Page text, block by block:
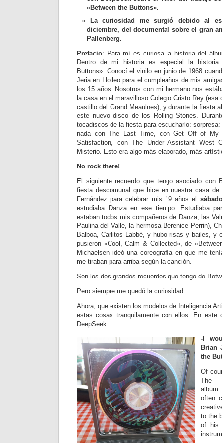
«Between the Buttons».
La curiosidad me surgió debido al
diciembre, del documental sobre el gran
Pallenberg.
Prefacio: Para mí es curiosa la historia del
Dentro de mi historia es especial la historia
Buttons». Conocí el vinilo en junio de 1968
Jeria en Llolleo para el cumpleaños de mis
los 15 años. Nosotros con mi hermano nos
la casa en el maravilloso Colegio Cristo Rey (esa
castillo del Grand Meaulnes), y durante la fiesta
este nuevo disco de los Rolling Stones.
tocadiscos de la fiesta para escucharlo:
nada con The Last Time, con Get Off of My
Satisfaction, con The Under Assistant West
Misterio. Esto era algo más elaborado, más
No rock there!
El siguiente recuerdo que tengo asociado con
fiesta descomunal que hice en nuestra casa de
Fernández para celebrar mis 19 años el
estudiaba Danza en ese tiempo. Estudiaba
estaban todos mis compañeros de Danza, las
Paulina del Valle, la hermosa Berenice Perrin),
Balboa, Carlitos Labbé, y hubo risas y bailes, y
pusieron «Cool, Calm & Collected», de
Michaelsen ideó una coreografía en que me
me tiraban para arriba según la canción.
Son los dos grandes recuerdos que tengo de
Pero siempre me quedó la curiosidad.
Ahora, que existen los modelos de Inteligencia
estas cosas tranquilamente con ellos. En este
DeepSeek.
-I
Brian
the
Of
The
often
to the
of his